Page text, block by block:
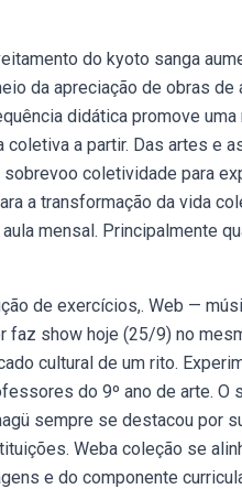
do kyoto sanga
da apreciação de obras
didática promove
a partir. Das artes e
coletividade para
a transformação da vida
mensal. Principalmente
de exercícios,. Web —
show hoje (25/9) no
cultural de um rito.
do 9º ano de arte.
sempre se destacou por
Weba coleção se
e do componente